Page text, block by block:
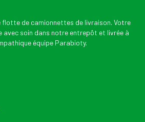
flotte de camionnettes de livraison. Votre
avec soin dans notre entrepôt et livrée à
équipe Parabioty.